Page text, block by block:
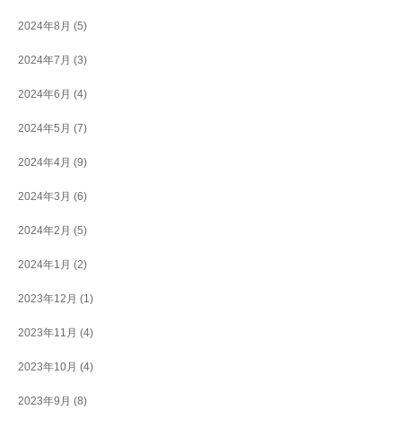
2024年8月 (5)
2024年7月 (3)
2024年6月 (4)
2024年5月 (7)
2024年4月 (9)
2024年3月 (6)
2024年2月 (5)
2024年1月 (2)
2023年12月 (1)
2023年11月 (4)
2023年10月 (4)
2023年9月 (8)